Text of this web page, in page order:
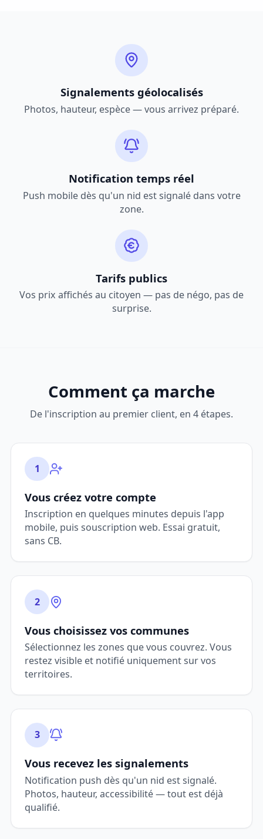
Signalements géolocalisés
Photos, hauteur, espèce — vous arrivez préparé.
Notification temps réel
Push mobile dès qu'un nid est signalé dans votre
zone.
Tarifs publics
Vos prix affichés au citoyen — pas de négo, pas de
surprise.
Comment ça marche
De l'inscription au premier client, en 4 étapes.
1
Vous créez votre compte
Inscription en quelques minutes depuis l'app
mobile, puis souscription web. Essai gratuit,
sans CB.
2
Vous choisissez vos communes
Sélectionnez les zones que vous couvrez. Vous
restez visible et notifié uniquement sur vos
territoires.
3
Vous recevez les signalements
Notification push dès qu'un nid est signalé.
Photos, hauteur, accessibilité — tout est déjà
qualifié.